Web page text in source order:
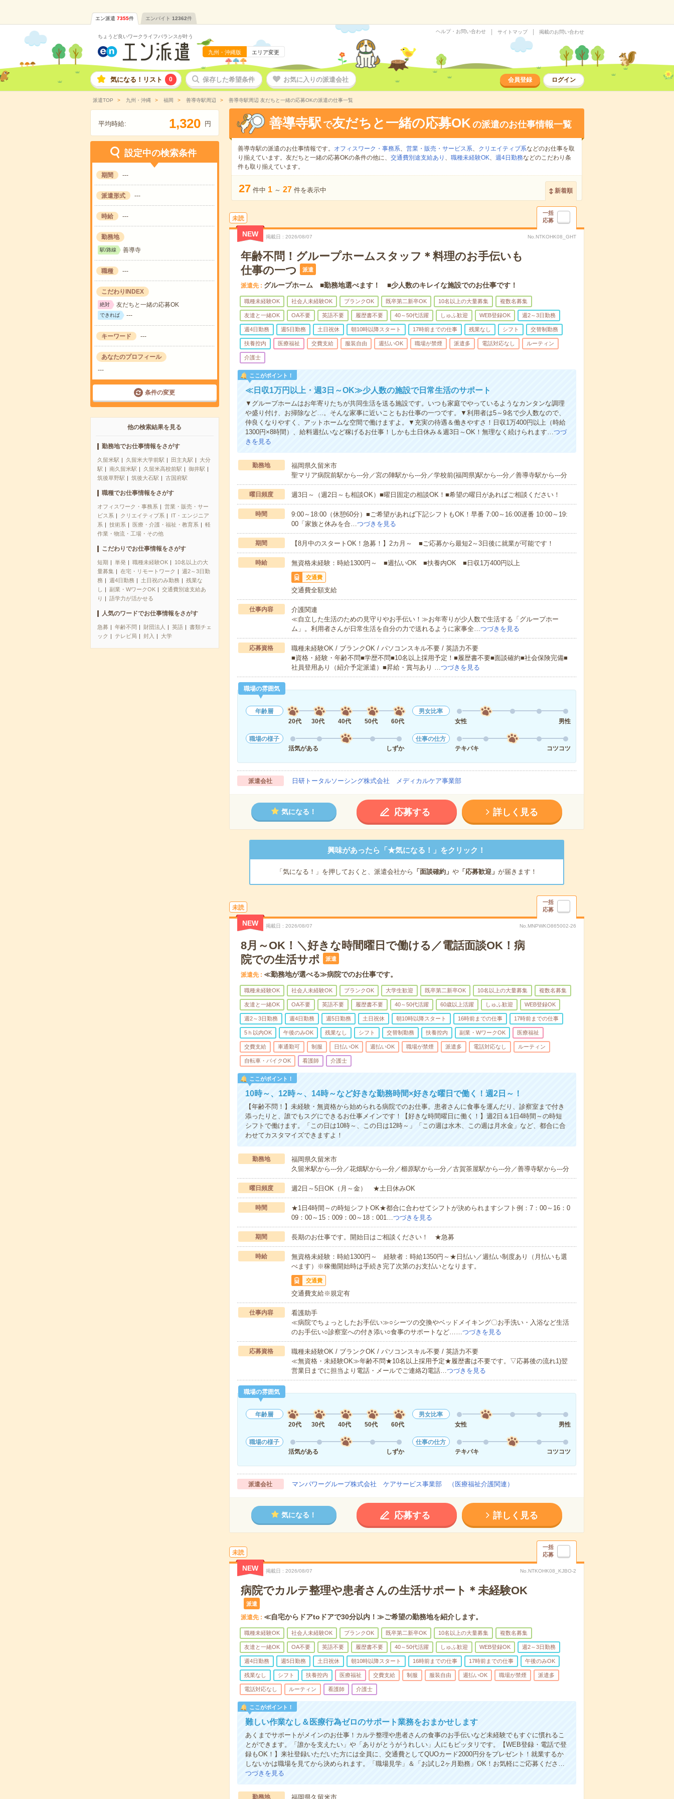
エン派遣 7355件 エンバイト 12362件
ちょうど良いワークライフバランスが叶う
九州・沖縄版 エリア変更
ヘルプ・お問い合わせ サイトマップ 掲載のお問い合わせ
気になる！リスト 0 保存した希望条件 お気に入りの派遣会社 会員登録 ログイン
派遣TOP 九州・沖縄 福岡 善導寺駅周辺 善導寺駅周辺 友だちと一緒の応募OKの派遣の仕事一覧
平均時給: 1,320 円
設定中の検索条件
期間 ---
派遣形式 ---
時給 ---
勤務地
駅/路線 善導寺
職種 ---
こだわりINDEX
絶対 友だちと一緒の応募OK
できれば ---
キーワード ---
あなたのプロフィール
---
条件の変更
他の検索結果を見る
勤務地でお仕事情報をさがす
久留米駅 久留米大学前駅 田主丸駅
大分
駅
南久留米駅 久留米高校前駅
御井駅
筑後草野駅
筑後大石駅 古国府駅
職種でお仕事情報をさがす
オフィスワーク・事務系
営業・販売・サー
ビス系
クリエイティブ系
IT・エンジニア
系
技術系 医療・介護・福祉・教育系
軽
作業・物流・工場・その他
こだわりでお仕事情報をさがす
短期 単発 職種未経験OK
10名以上の大
量募集
在宅・リモートワーク
週2～3日勤
務
週4日勤務 土日祝のみ勤務
残業な
し
副業・WワークOK
交通費別途支給あ
り
語学力が活かせる
人気のワードでお仕事情報をさがす
急募 年齢不問 財団法人 英語
書類チェ
ック
テレビ局 封入 大学
善導寺駅 で友だちと一緒の応募OKの派遣のお仕事情報一覧
善導寺駅の派遣のお仕事情報です。 オフィスワーク・事務系、 営業・販売・サービス系、 クリエイティブ系などのお仕事を取
り揃えています。友だちと一緒の応募OKの条件の他に、 交通費別途支給あり 、 職種未経験OK、 週4日勤務などのこだわり条
件も取り揃えています。
27 件中 1 ～ 27 件を表示中 新着順
未読
一括
応募
NEW 掲載日 2026/08/07 No.NTKOHK08_GHT
年齢不問！グループホームスタッフ＊料理のお手伝いも
仕事の一つ
派遣
派遣先 グループホーム ■勤務地選べます！ ■少人数のキレイな施設でのお仕事です！
職種未経験OK 社会人未経験OK ブランクOK 既卒第二新卒OK 10名以上の大量募集 複数名募集
友達と一緒OK OA不要 英語不要 履歴書不要 40～50代活躍 しゅふ歓迎 WEB登録OK 週2～3日勤務
週4日勤務 週5日勤務 土日祝休 朝10時以降スタート 17時前までの仕事 残業なし シフト 交替制勤務
扶養控内 医療福祉 交費支給 服装自由 週払いOK 職場が禁煙 派遣多 電話対応なし ルーティン
介護士
ここがポイント！
≪日収1万円以上・週3日～OK≫少人数の施設で日常生活のサポート
▼グループホームはお年寄りたちが共同生活を送る施設です。いつも家庭でやっているようなカンタンな調理
や盛り付け、お掃除など…。そんな家事に近いこともお仕事の一つです。▼利用者は5～9名で少人数なので、
仲良くなりやすく、アットホームな空間で働けますよ。▼充実の待遇＆働きやすさ！日収1万400円以上（時給
1300円×8時間）、給料週払いなど稼げるお仕事！しかも土日休み＆週3日～OK！無理なく続けられます…つづ
きを見る
勤務地
福岡県久留米市
聖マリア病院前駅から---分／宮の陣駅から---分／学校前(福岡県)駅から---分／善導寺駅から---分
曜日頻度 週3日～（週2日～も相談OK）■曜日固定の相談OK！■希望の曜日があればご相談ください！
時間
9:00～18:00（休憩60分）■ご希望があれば下記シフトもOK！早番 7:00～16:00遅番 10:00～19:
00「家族と休みを合…つづきを見る
期間 【8月中のスタートOK！急募！】2カ月～ ■ご応募から最短2～3日後に就業が可能です！
時給 無資格未経験：時給1300円～ ■週払いOK ■扶養内OK ■日収1万400円以上
交通費
交通費全額支給
仕事内容
介護関連
≪自立した生活のための見守りやお手伝い！≫お年寄りが少人数で生活する「グループホー
ム」。利用者さんが日常生活を自分の力で送れるように家事全…つづきを見る
応募資格
職種未経験OK / ブランクOK / パソコンスキル不要 / 英語力不要
■資格・経験・年齢不問■学歴不問■10名以上採用予定！■履歴書不要■面談確約■社会保険完備■
社員登用あり（紹介予定派遣）■昇給・賞与あり …つづきを見る
職場の雰囲気
年齢層
20代
30代 40代 50代 60代
男女比率
女性
男性
職場の様子
活気がある
しずか
仕事の仕方
テキパキ
コツコツ
派遣会社 日研トータルソーシング株式会社 メディカルケア事業部
気になる！ 応募する 詳しく見る
興味があったら「★気になる！」をクリック！
「気になる！」を押しておくと、派遣会社から 「面談確約」 や「応募歓迎」 が届きます！
未読
一括
応募
NEW 掲載日 2026/08/07 No.MNPWKO865002-26
8月～OK！＼好きな時間曜日で働ける／電話面談OK！病
院での生活サポ
派遣
派遣先 ≪勤務地が選べる≫病院でのお仕事です。
職種未経験OK 社会人未経験OK ブランクOK 大学生歓迎 既卒第二新卒OK 10名以上の大量募集 複数名募集
友達と一緒OK OA不要 英語不要 履歴書不要 40～50代活躍 60歳以上活躍 しゅふ歓迎 WEB登録OK
週2～3日勤務 週4日勤務 週5日勤務 土日祝休 朝10時以降スタート 16時前までの仕事 17時前までの仕事
5ｈ以内OK 午後のみOK 残業なし シフト 交替制勤務 扶養控内 副業・WワークOK 医療福祉
交費支給 車通勤可 制服 日払いOK 週払いOK 職場が禁煙 派遣多 電話対応なし ルーティン
自転車・バイクOK 看護師 介護士
ここがポイント！
10時～、12時～、14時～など好きな勤務時間×好きな曜日で働く！週2日～！
【年齢不問！】未経験・無資格から始められる病院でのお仕事。患者さんに食事を運んだり、診察室まで付き
添ったりと、誰でもスグにできるお仕事メインです！【好きな時間曜日に働く！】週2日＆1日4時間～の時短
シフトで働けます。「この日は10時～、この日は12時～」「この週は水木、この週は月水金」など、都合に合
わせてカスタマイズできますよ！
勤務地
福岡県久留米市
久留米駅から---分／花畑駅から---分／櫛原駅から---分／古賀茶屋駅から---分／善導寺駅から---分
曜日頻度 週2日～5日OK（月～金） ★土日休みOK
時間
★1日4時間～の時短シフトOK★都合に合わせてシフトが決められますシフト例：7：00～16：0
09：00～15：009：00～18：001…つづきを見る
期間 長期のお仕事です。開始日はご相談ください！ ★急募
時給
無資格未経験：時給1300円～ 経験者：時給1350円～★日払い／週払い制度あり（月払いも選
べます）※稼働開始時は手続き完了次第のお支払いとなります。
交通費
交通費支給※規定有
仕事内容
看護助手
≪病院でちょっとしたお手伝い≫○シーツの交換やベッドメイキング〇お手洗い・入浴など生活
のお手伝い○診察室への付き添い○食事のサポートなど……つづきを見る
応募資格
職種未経験OK / ブランクOK / パソコンスキル不要 / 英語力不要
≪無資格・未経験OK≫年齢不問★10名以上採用予定★履歴書は不要です。▽応募後の流れ1)翌
営業日までに担当より電話・メールでご連絡2)電話…つづきを見る
職場の雰囲気
年齢層
20代
30代 40代 50代 60代
男女比率
女性
男性
職場の様子
活気がある
しずか
仕事の仕方
テキパキ
コツコツ
派遣会社 マンパワーグループ株式会社 ケアサービス事業部 （医療福祉介護関連）
気になる！ 応募する 詳しく見る
未読
一括
応募
NEW 掲載日 2026/08/07 No.NTKOHK08_KJBO-2
病院でカルテ整理や患者さんの生活サポート＊未経験OK
派遣
派遣先 ≪自宅からドアtoドアで30分以内！≫ご希望の勤務地を紹介します。
職種未経験OK 社会人未経験OK ブランクOK 既卒第二新卒OK 10名以上の大量募集 複数名募集
友達と一緒OK OA不要 英語不要 履歴書不要 40～50代活躍 しゅふ歓迎 WEB登録OK 週2～3日勤務
週4日勤務 週5日勤務 土日祝休 朝10時以降スタート 16時前までの仕事 17時前までの仕事 午後のみOK
残業なし シフト 扶養控内 医療福祉 交費支給 制服 服装自由 週払いOK 職場が禁煙 派遣多
電話対応なし ルーティン 看護師 介護士
ここがポイント！
難しい作業なし＆医療行為ゼロのサポート業務をおまかせします
あくまでサポートがメインのお仕事！カルテ整理や患者さんの食事のお手伝いなど未経験でもすぐに慣れるこ
とができます。「誰かを支えたい」や「ありがとうがうれしい」人にもピッタリです。【WEB登録・電話で登
録もOK！】来社登録いただいた方には全員に、交通費としてQUOカード2000円分をプレゼント！就業するか
しないかは職場を見てから決められます。「職場見学」＆「お試し2ヶ月勤務」OK！お気軽にご応募くださ…
つづきを見る
勤務地 福岡県久留米市